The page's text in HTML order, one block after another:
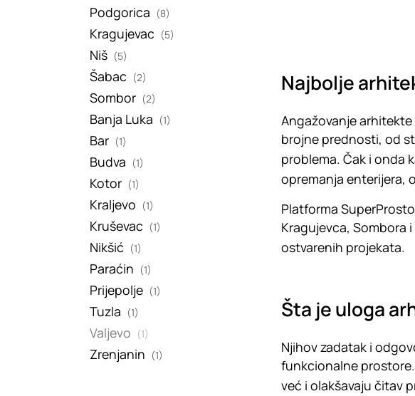
Podgorica (8)
Kragujevac (5)
Niš (5)
Šabac (2)
Sombor (2)
Banja Luka (1)
Bar (1)
Budva (1)
Kotor (1)
Kraljevo (1)
Kruševac (1)
Nikšić (1)
Paraćin (1)
Prijepolje (1)
Tuzla (1)
Valjevo (1)
Zrenjanin (1)
Najbolje
Angažovanje
brojne prednosti, od
problema. Čak i onda
opremanja enterijera,
Platforma
Kragujevca, Sombora
ostvarenih projekata.
Šta je uloga
Njihov zadatak i
funkcionalne
već i olakšavaju čitav